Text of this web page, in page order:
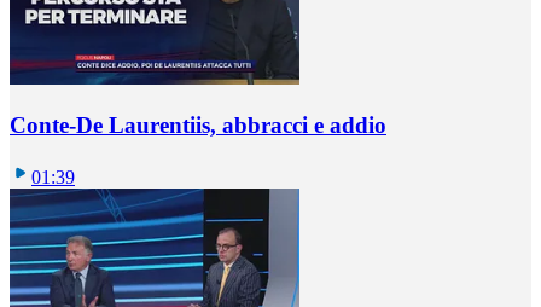
Conte-De Laurentiis, abbracci e addio
01:39